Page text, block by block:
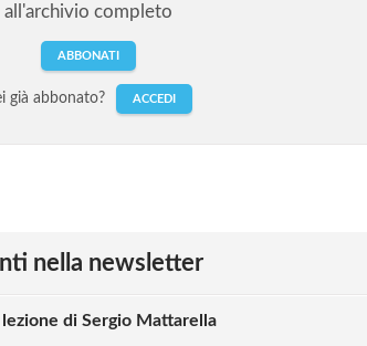
all'archivio completo
ABBONATI
già abbonato? ACCEDI
nella newsletter
di Sergio Mattarella